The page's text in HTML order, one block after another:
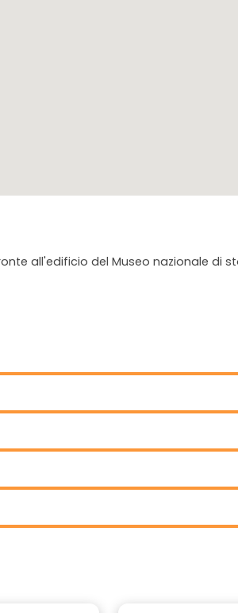
all'edificio del Museo nazionale di